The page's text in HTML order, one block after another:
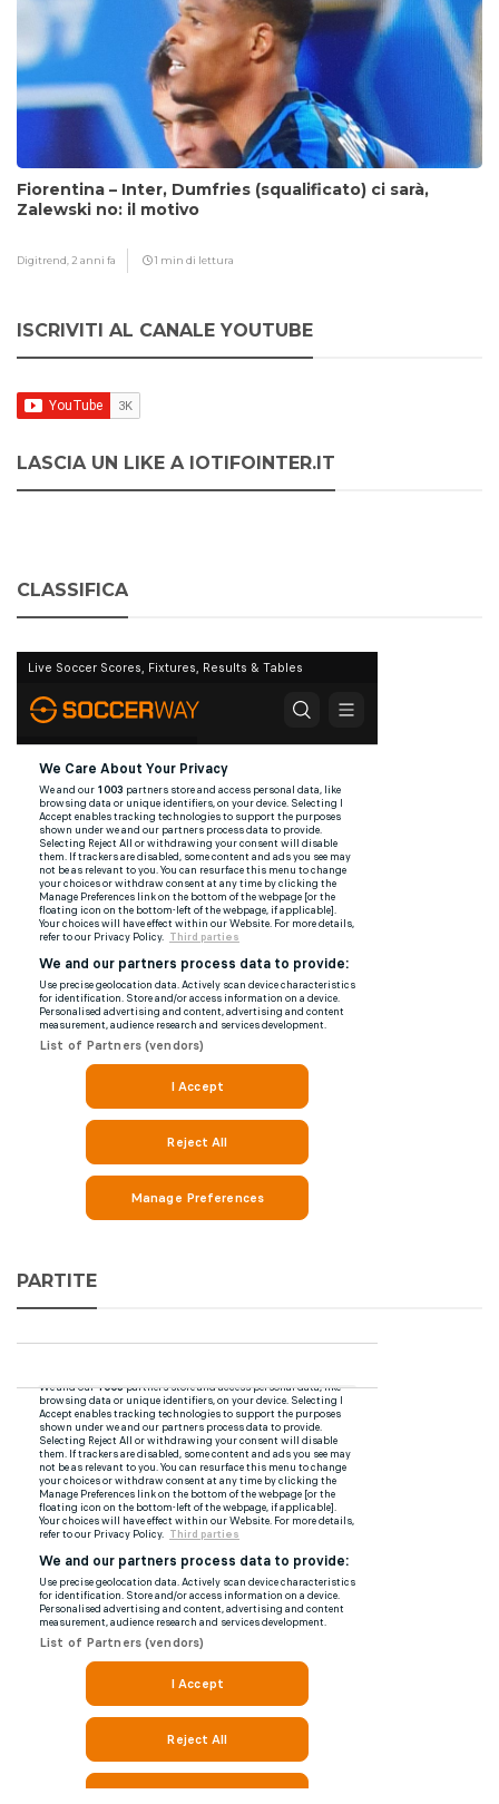
Fiorentina – Inter, Dumfries (squalificato) ci sarà,
Zalewski no: il motivo
Digitrend, 2 anni fa 1 min di lettura
ISCRIVITI AL CANALE YOUTUBE
LASCIA UN LIKE A IOTIFOINTER.IT
CLASSIFICA
PARTITE